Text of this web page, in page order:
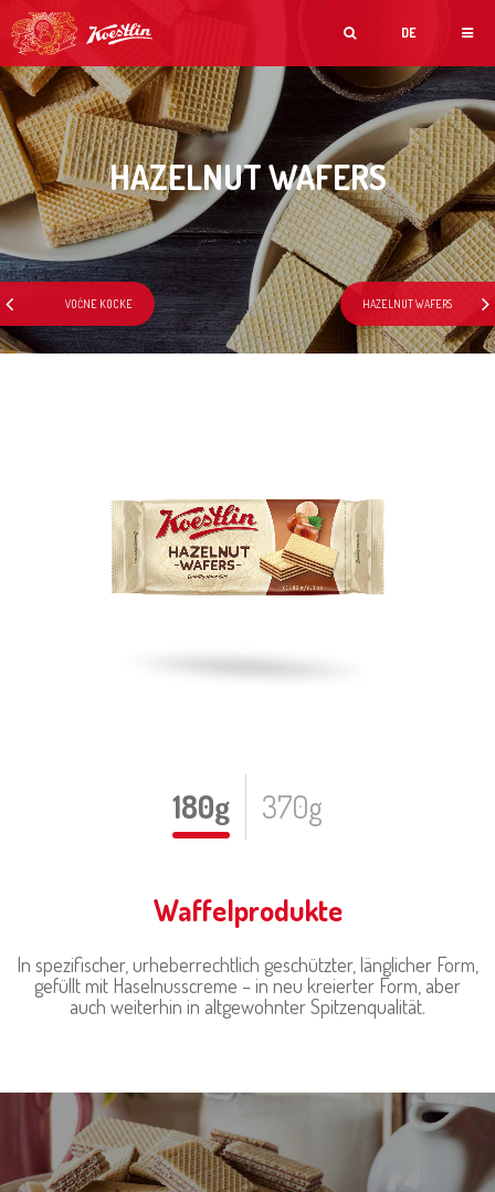
DE
HAZELNUT WAFERS
180g 370g
Waffelprodukte
In spezifischer, urheberrechtlich geschützter, länglicher Form,
gefüllt mit Haselnusscreme – in neu kreierter Form, aber
auch weiterhin in altgewohnter Spitzenqualität.